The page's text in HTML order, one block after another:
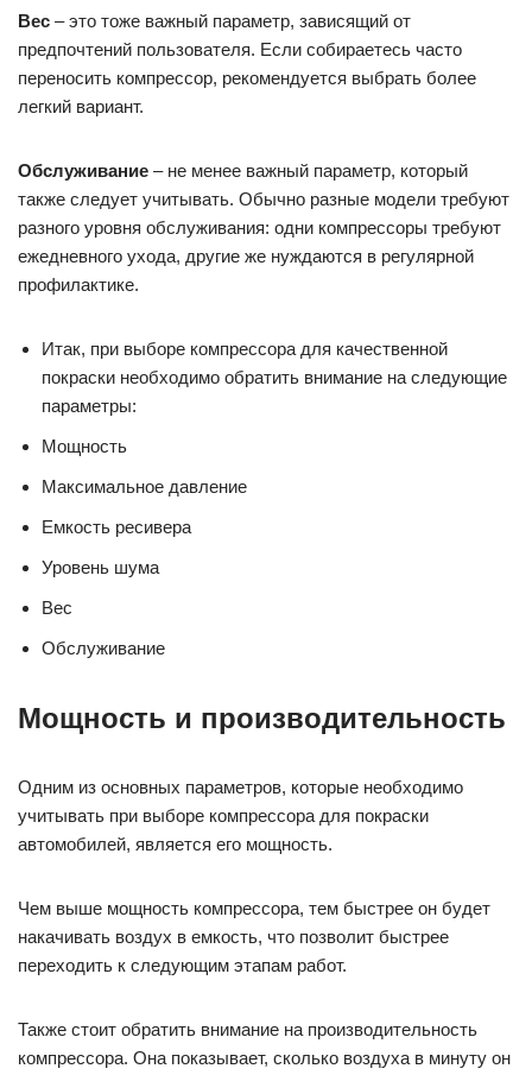
Вес – это тоже важный параметр, зависящий от
предпочтений пользователя. Если собираетесь часто
переносить компрессор, рекомендуется выбрать более
легкий вариант.
Обслуживание – не менее важный параметр, который
также следует учитывать. Обычно разные модели требуют
разного уровня обслуживания: одни компрессоры требуют
ежедневного ухода, другие же нуждаются в регулярной
профилактике.
Итак, при выборе компрессора для качественной
покраски необходимо обратить внимание на следующие
параметры:
Мощность
Максимальное давление
Емкость ресивера
Уровень шума
Вес
Обслуживание
Мощность и производительность
Одним из основных параметров, которые необходимо
учитывать при выборе компрессора для покраски
автомобилей, является его мощность.
Чем выше мощность компрессора, тем быстрее он будет
накачивать воздух в емкость, что позволит быстрее
переходить к следующим этапам работ.
Также стоит обратить внимание на производительность
компрессора. Она показывает, сколько воздуха в минуту он